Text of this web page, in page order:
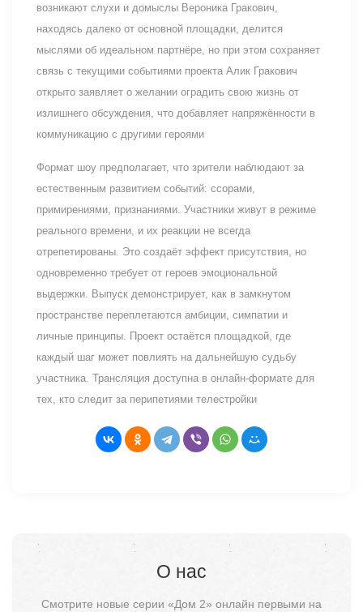
возникают слухи и домыслы Вероника Гракович,
находясь далеко от основной площадки, делится
мыслями об идеальном партнёре, но при этом сохраняет
связь с текущими событиями проекта Алик Гракович
открыто заявляет о желании оградить свою жизнь от
излишнего обсуждения, что добавляет напряжённости в
коммуникацию с другими героями
Формат шоу предполагает, что зрители наблюдают за
естественным развитием событий: ссорами,
примирениями, признаниями. Участники живут в режиме
реального времени, и их реакции не всегда
отрепетированы. Это создаёт эффект присутствия, но
одновременно требует от героев эмоциональной
выдержки. Выпуск демонстрирует, как в замкнутом
пространстве переплетаются амбиции, симпатии и
личные принципы. Проект остаётся площадкой, где
каждый шаг может повлиять на дальнейшую судьбу
участника. Трансляция доступна в онлайн-формате для
тех, кто следит за перипетиями телестройки
О нас
Смотрите новые серии «Дом 2» онлайн первыми на